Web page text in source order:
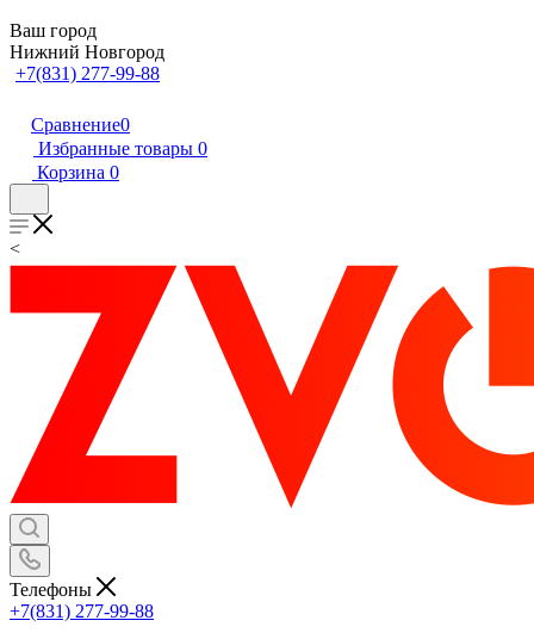
Ваш город
Нижний Новгород
+7(831) 277-99-88
Сравнение0
Избранные товары 0
Корзина 0
<
Телефоны
+7(831) 277-99-88